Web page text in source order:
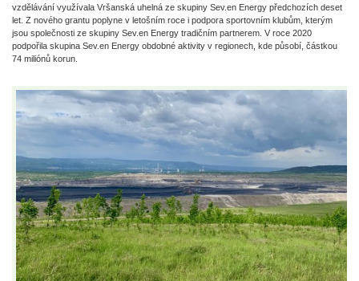
vzdělávání využívala Vršanská uhelná ze skupiny Sev.en Energy předchozích deset
let. Z nového grantu poplyne v letošním roce i podpora sportovním klubům, kterým
jsou společnosti ze skupiny Sev.en Energy tradičním partnerem. V roce 2020
podpořila skupina Sev.en Energy obdobné aktivity v regionech, kde působí, částkou
74 miliónů korun.